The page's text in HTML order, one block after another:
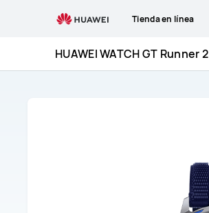
Runner
Tienda en línea
HUAWEI WATCH GT Runner 2